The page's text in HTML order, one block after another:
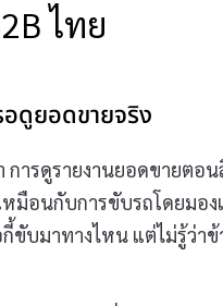
ไทย
ดูยอดขายจริง
การดูรายงานยอดขายตอ
มือนกับการขับรถโดยมอง
ขับมาทางไหน แต่ไม่รู้ว่า